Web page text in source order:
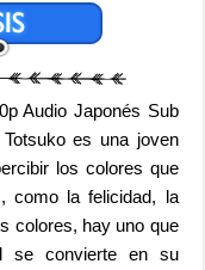
Audio Japonés Sub
es una joven
los colores que
como la felicidad, la
colores, hay uno que
se convierte en su